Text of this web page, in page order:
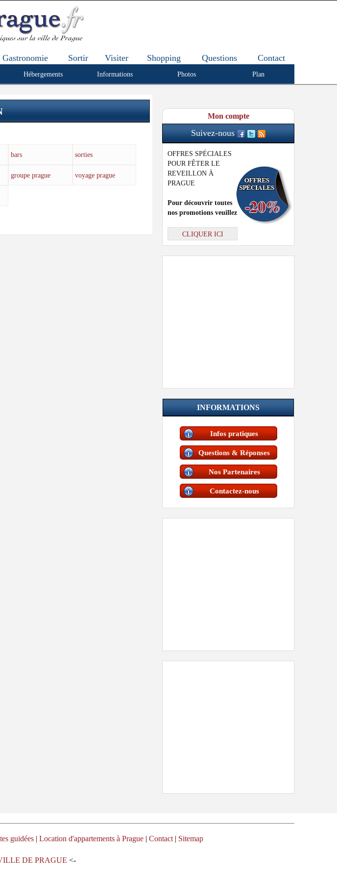
Gastronomie Sortir Visiter Shopping Questions Contact
Hébergements Informations Photos Plan
bars sorties
groupe prague voyage prague
Mon compte
Suivez-nous
OFFRES SPÉCIALES
POUR FÊTER LE
REVEILLON À
PRAGUE
Pour découvrir toutes
nos promotions veuillez
CLIQUER ICI
INFORMATIONS
Infos pratiques
Questions & Réponses
Nos Partenaires
Contactez-nous
guidées| Location d'appartements à Prague| Contact| Sitemap
DE PRAGUE <-